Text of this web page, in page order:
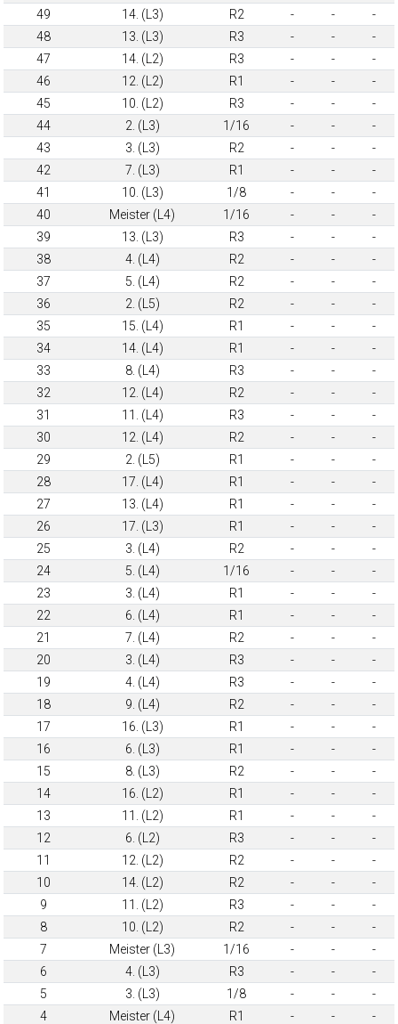
49
14. (L3) R2 - -
-
48
13. (L3) R3 - -
-
47
14. (L2) R3 - -
-
46
12. (L2) R1 - -
-
45
10. (L2) R3 - -
-
44
2. (L3) 1/16 - -
-
43
3. (L3) R2 - -
-
42
7. (L3) R1 - -
-
41
10. (L3) 1/8 - -
-
40
Meister (L4) 1/16 - -
-
39
13. (L3) R3 - -
-
38
4. (L4) R2 - -
-
37
5. (L4) R2 - -
-
36
2. (L5) R2 - -
-
35
15. (L4) R1 - -
-
34
14. (L4) R1 - -
-
33
8. (L4) R3 - -
-
32
12. (L4) R2 - -
-
31
11. (L4) R3 - -
-
30
12. (L4) R2 - -
-
29
2. (L5) R1 - -
-
28
17. (L4) R1 - -
-
27
13. (L4) R1 - -
-
26
17. (L3) R1 - -
-
25
3. (L4) R2 - -
-
24
5. (L4) 1/16 - -
-
23
3. (L4) R1 - -
-
22
6. (L4) R1 - -
-
21
7. (L4) R2 - -
-
20
3. (L4) R3 - -
-
19
4. (L4) R3 - -
-
18
9. (L4) R2 - -
-
17
16. (L3) R1 - -
-
16
6. (L3) R1 - -
-
15
8. (L3) R2 - -
-
14
16. (L2) R1 - -
-
13
11. (L2) R1 - -
-
12
6. (L2) R3 - -
-
11
12. (L2) R2 - -
-
10
14. (L2) R2 - -
-
9
11. (L2) R3 - -
-
8
10. (L2) R2 - -
-
7
Meister (L3) 1/16 - -
-
6
4. (L3) R3 - -
-
5
3. (L3) 1/8 - -
-
4
Meister (L4) R1 - - -